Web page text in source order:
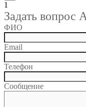
1
Задать вопрос
ФИО
Email
Телефон
Сообщение